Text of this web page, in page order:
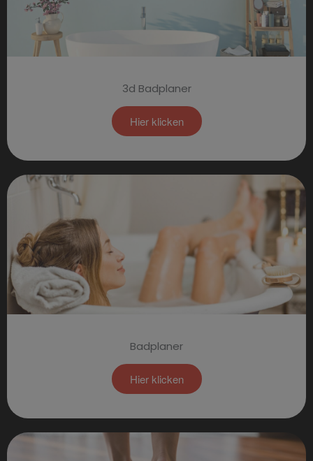
3d Badplaner
Hier klicken
Badplaner
Hier klicken